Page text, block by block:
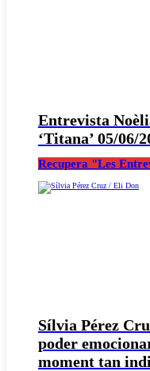
Entrevista
‘Titana’ 05/06/
Recupera "Les
Sílvia Pérez
poder
moment tan